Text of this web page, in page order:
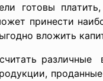
готовы
принеcти
вложить